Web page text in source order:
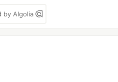
by Algolia